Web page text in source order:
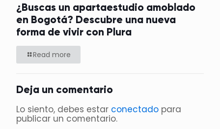
¿Buscas un apartaestudio amoblado
en Bogotá? Descubre una nueva
forma de vivir con Plura
Read more
Deja un comentario
Lo siento, debes estar conectado para
publicar un comentario.